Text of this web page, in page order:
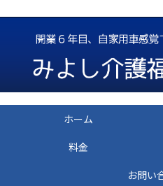
ホーム
料金
お問い